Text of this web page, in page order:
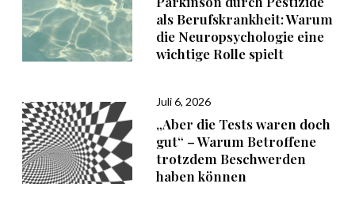
als Berufskrankheit: Warum
die Neuropsychologie eine
wichtige Rolle spielt
Juli 6, 2026
„Aber die Tests waren doch
gut“ – Warum Betroffene
trotzdem Beschwerden
haben können